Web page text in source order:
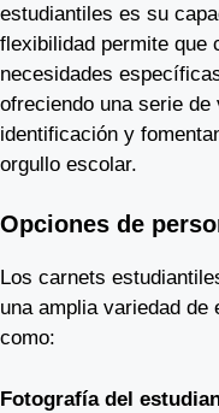
estudiantiles es su
flexibilidad permite que
necesidades
ofreciendo una serie
identificación y
orgullo escolar.
Opciones de
Los carnets
una amplia variedad de
como:
Fotografía del